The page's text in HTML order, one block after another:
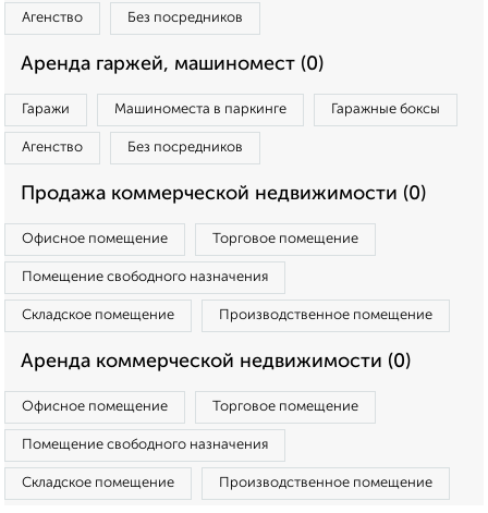
Агенство Без посредников
Аренда гаржей, машиномест (0)
Гаражи Машиноместа в паркинге Гаражные боксы
Агенство Без посредников
Продажа коммерческой недвижимости (0)
Офисное помещение Торговое помещение
Помещение свободного назначения
Складское помещение Производственное помещение
Аренда коммерческой недвижимости (0)
Офисное помещение Торговое помещение
Помещение свободного назначения
Складское помещение Производственное помещение